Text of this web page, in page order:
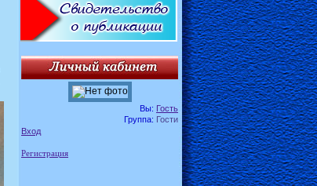
Вы: Гость
Группа: Гости
Вход
Регистрация